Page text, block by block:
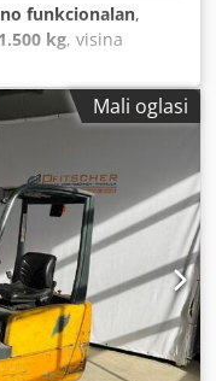
funkcionalan,
1.500 kg, visina
, građevinska visina:
masa praznog vozila:
Triplex Stanje:
Volt: 80V
Godina
Novo Dedpezrcp
straga, radno
gume, litij-
/ sigurnosni pojas
BLUE SPOT straga
Mali oglasi